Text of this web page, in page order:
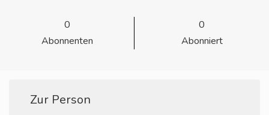
0
Abonnenten
0
Abonniert
Zur Person